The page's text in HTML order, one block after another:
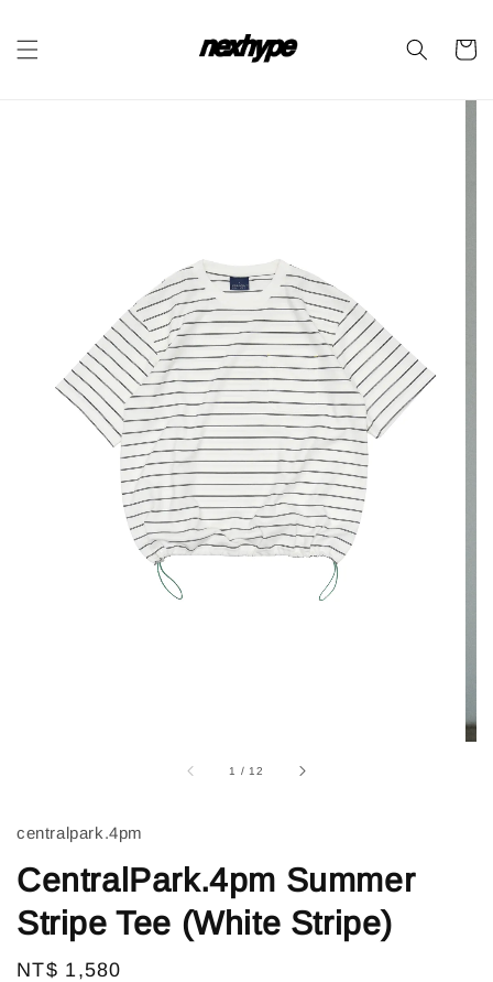
1 / 12
centralpark.4pm
CentralPark.4pm Summer
Stripe Tee (White Stripe)
Regular
NT$ 1,580